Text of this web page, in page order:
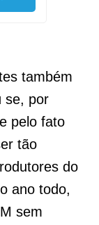
também
se, por
pelo fato
tão
do
ano todo,
sem